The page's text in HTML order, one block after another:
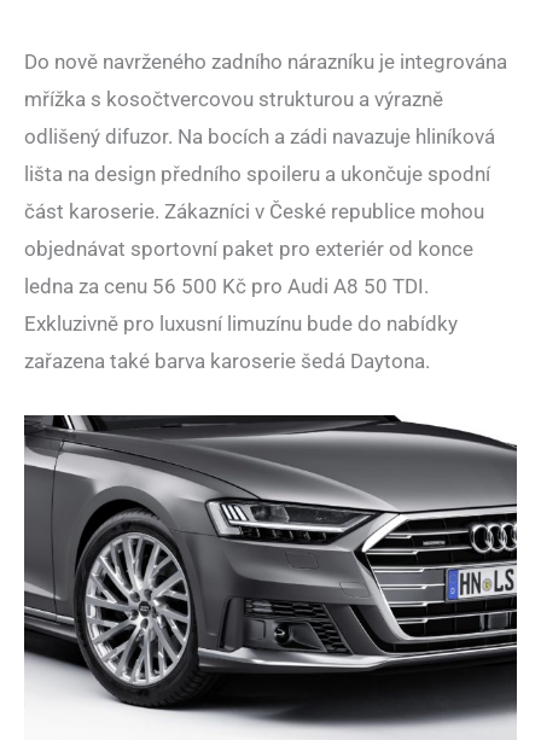
Do nově navrženého zadního nárazníku je integrována
mřížka s kosočtvercovou strukturou a výrazně
odlišený difuzor. Na bocích a zádi navazuje hliníková
lišta na design předního spoileru a ukončuje spodní
část karoserie. Zákazníci v České republice mohou
objednávat sportovní paket pro exteriér od konce
ledna za cenu 56 500 Kč pro Audi A8 50 TDI.
Exkluzivně pro luxusní limuzínu bude do nabídky
zařazena také barva karoserie šedá Daytona.